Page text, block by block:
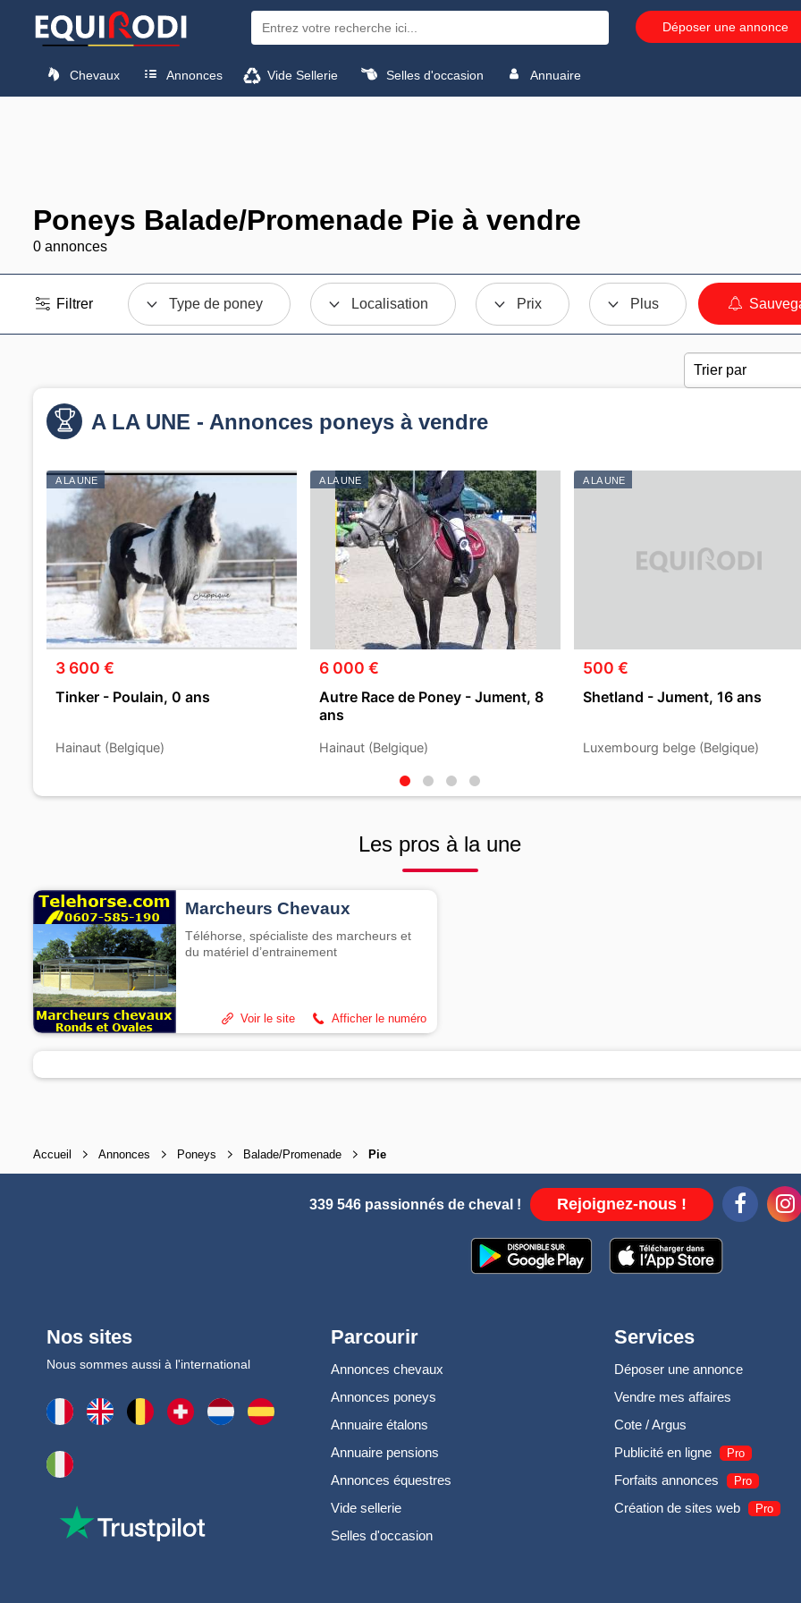
Déposer une annonce
Chevaux Annonces Vide Sellerie Selles d'occasion Annuaire
Poneys Balade/Promenade Pie à vendre
0 annonces
Filtrer Type de poney Localisation Prix Plus
A LA UNE - Annonces poneys à vendre
A LA UNE
3 600 €
Tinker - Poulain, 0 ans
Hainaut (Belgique)
A LA UNE
6 000 €
Autre Race de Poney - Jument, 8
ans
Hainaut (Belgique)
A LA UNE
500 €
Shetland - Jument, 16 ans
Luxembourg belge (Belgique)
Les pros à la une
Marcheurs Chevaux
Téléhorse, spécialiste des marcheurs et
du matériel d’entrainement
Afficher le numéro
Voir le site
Accueil Annonces Poneys Balade/Promenade Pie
339 546 passionnés de cheval ! Rejoignez-nous !
Nos sites
Nous sommes aussi à l'international
Parcourir
Annonces chevaux
Annonces poneys
Annuaire étalons
Annuaire pensions
Annonces équestres
Vide sellerie
Selles d'occasion
Services
Déposer une annonce
Vendre mes affaires
Cote / Argus
Publicité en ligne
Pro
Forfaits annonces Pro
Création de sites web Pro